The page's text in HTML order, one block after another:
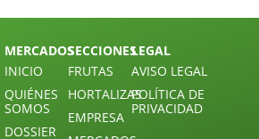
MERCADOS
INICIO
QUIÉNES
SOMOS
DOSSIER
SECCIONES
FRUTAS
HORTALIZAS
EMPRESA
LEGAL
AVISO LEGAL
POLÍTICA DE
PRIVACIDAD